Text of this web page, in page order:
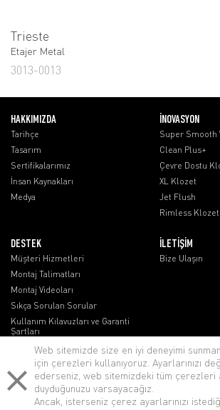
Trieste
Etajer Metal
3013-0013
HAKKIMIZDA
Tarihçe
Tasarım
Sertifikalarımız
İnsan Kaynakları
Medya
İNOVASYON
Super Smooth
Clean Plus+
Çevre Dostu
XL Klozet
Jet Flush
Rimless Klozet
DESTEK
Müşteri Hizmetleri
Montaj Talimatları
Montaj Videoları
Sıkça Sorulan Sorular
Kullanım Kılavuzları ve Garanti
Şartları
İLETİŞİM
Bize Ulaşın
lenovo notebook
Web sitemizde size en iyi deneyimi
için çerezleri kullanıyoruz. Ayarlarınızı
ederseniz, web sitemizdeki tüm çerezleri
duyduğunuzu varsayacağız.
Ancak, isterseniz çerez ayarlarınızı